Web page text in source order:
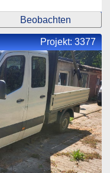
Beobachten
Projekt:3377